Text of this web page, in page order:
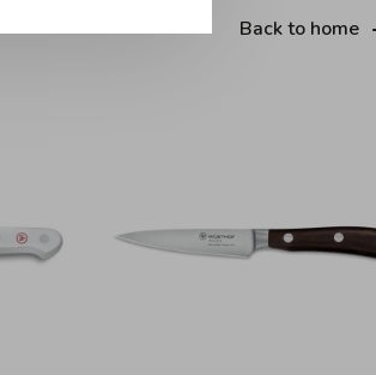
Back to home